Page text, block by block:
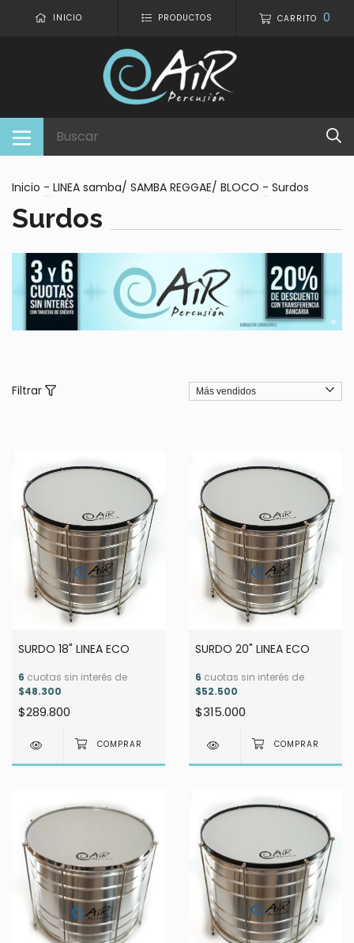
INICIO PRODUCTOS CARRITO 0
Inicio - LINEA samba/ SAMBA REGGAE/ BLOCO - Surdos
Surdos
Filtrar
SURDO 18" LINEA ECO
6 cuotas sin interés de
$48.300
$289.800
SURDO 20" LINEA ECO
6 cuotas sin interés de
$52.500
$315.000